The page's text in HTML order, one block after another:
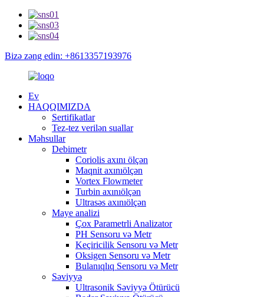
Bizə zəng edin: +8613357193976
Ev
HAQQIMIZDA
Sertifikatlar
Tez-tez verilən suallar
Məhsullar
Debimetr
Coriolis axını ölçən
Maqnit axınıölçən
Vortex Flowmeter
Turbin axınıölçən
Ultrasəs axınıölçən
Maye analizi
Çox Parametrli Analizator
PH Sensoru və Metr
Keçiricilik Sensoru və Metr
Oksigen Sensoru və Metr
Bulanıqlıq Sensoru və Metr
Səviyyə
Ultrasonik Səviyyə Ötürücü